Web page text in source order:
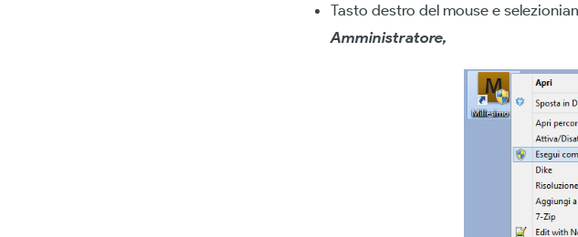
Tasto destro del mouse e
Amministratore,